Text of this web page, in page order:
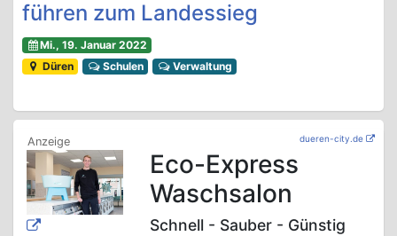
führen zum Landessieg
Mi., 19. Januar 2022
Düren
Schulen Verwaltung
dueren-city.de
Eco-Express
Waschsalon
Schnell - Sauber - Günstig